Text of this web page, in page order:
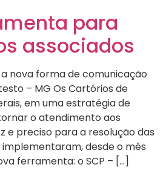
para
associados
nova forma de comunicação
– MG Os Cartórios de
em uma estratégia de
o atendimento aos
e preciso para a resolução das
desde o mês
ferramenta: o SCP – […]